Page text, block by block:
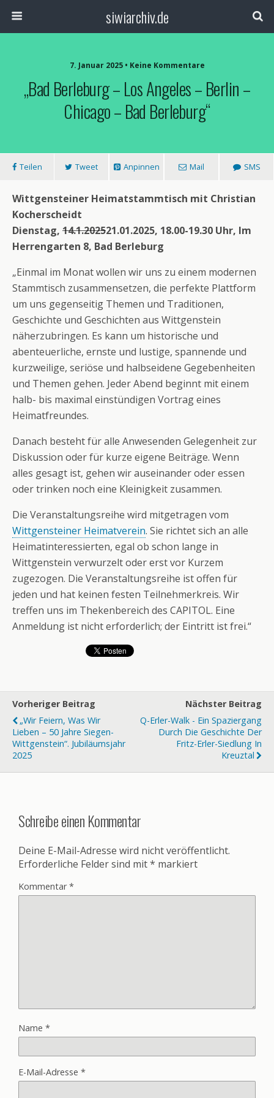
siwiarchiv.de
7. Januar 2025 • Keine Kommentare
„Bad Berleburg – Los Angeles – Berlin –
Chicago – Bad Berleburg“
Teilen Tweet Anpinnen Mail SMS
Wittgensteiner Heimatstammtisch mit Christian
Kocherscheidt
Dienstag, 14.1.202521.01.2025, 18.00-19.30 Uhr, Im
Herrengarten 8, Bad Berleburg
„Einmal im Monat wollen wir uns zu einem modernen
Stammtisch zusammensetzen, die perfekte Plattform
um uns gegenseitig Themen und Traditionen,
Geschichte und Geschichten aus Wittgenstein
näherzubringen. Es kann um historische und
abenteuerliche, ernste und lustige, spannende und
kurzweilige, seriöse und halbseidene Gegebenheiten
und Themen gehen. Jeder Abend beginnt mit einem
halb- bis maximal einstündigen Vortrag eines
Heimatfreundes.
Danach besteht für alle Anwesenden Gelegenheit zur
Diskussion oder für kurze eigene Beiträge. Wenn
alles gesagt ist, gehen wir auseinander oder essen
oder trinken noch eine Kleinigkeit zusammen.
Die Veranstaltungsreihe wird mitgetragen vom
Wittgensteiner Heimatverein. Sie richtet sich an alle
Heimatinteressierten, egal ob schon lange in
Wittgenstein verwurzelt oder erst vor Kurzem
zugezogen. Die Veranstaltungsreihe ist offen für
jeden und hat keinen festen Teilnehmerkreis. Wir
treffen uns im Thekenbereich des CAPITOL. Eine
Anmeldung ist nicht erforderlich; der Eintritt ist frei.“
Vorheriger Beitrag
„Wir Feiern, Was Wir
Lieben – 50 Jahre Siegen-
Wittgenstein“. Jubiläumsjahr
2025
Nächster Beitrag
Q-Erler-Walk - Ein Spaziergang
Durch Die Geschichte Der
Fritz-Erler-Siedlung In
Kreuztal
Schreibe einen Kommentar
Deine E-Mail-Adresse wird nicht veröffentlicht.
Erforderliche Felder sind mit* markiert
Kommentar*
Name *
E-Mail-Adresse *